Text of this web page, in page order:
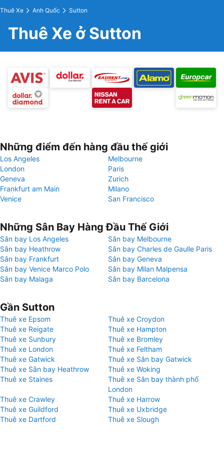
Thuê Xe Anh Quốc Sutton
Thuê Xe ở Sutton
Những điểm đến hàng đầu thế giới
Los Angeles
Melbourne
London
Paris
Geneva
Zurich
Frankfurt am Main
Milano
Venice
San Francisco
Những Sân Bay Hàng Đầu Thế Giới
Sân bay Los Angeles
Sân bay Melbourne
Sân bay Heathrow
Sân bay Charles de Gaulle Paris
Sân bay Frankfurt
Sân bay Geneva
Sân bay Venice Marco Polo
Sân bay Milan Malpensa
Sân bay Malaga
Sân bay Barcelona
Gần Sutton
Thuê xe Epsom
Thuê xe Croydon
Thuê xe Reigate
Thuê xe Hampton
Thuê xe Sunbury
Thuê xe Bromley
Thuê xe London
Thuê xe Feltham
Thuê xe Gatwick
Thuê xe Sân bay Gatwick
Thuê xe Sân bay Heathrow
Thuê xe Woking
Thuê xe Staines
Thuê xe Sân bay thành phố
London
Thuê xe Crawley
Thuê xe Harrow
Thuê xe Guildford
Thuê xe Uxbridge
Thuê xe Dartford
Thuê xe Slough